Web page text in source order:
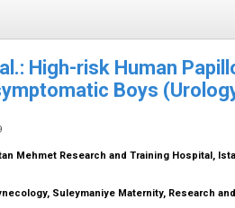
High-risk Human
Boys
Mehmet Research and Training Hospital,
Suleymaniye Maternity, Research